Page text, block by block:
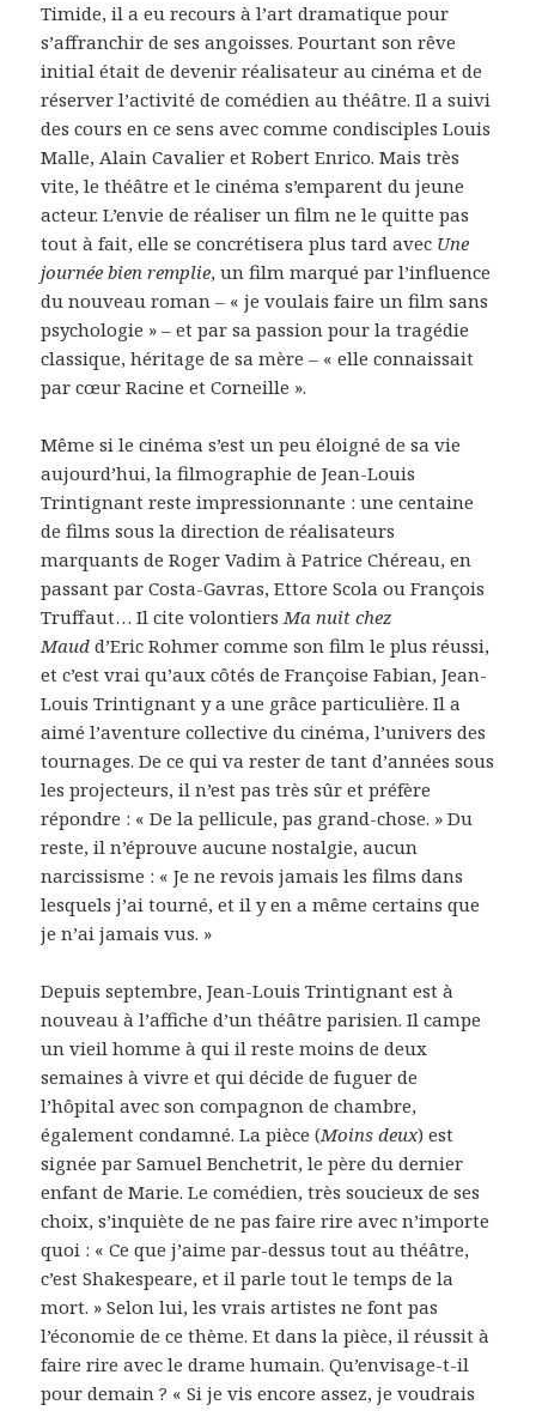
Timide, il a eu recours à l’art dramatique pour
s’affranchir de ses angoisses. Pourtant son rêve
initial était de devenir réalisateur au cinéma et de
réserver l’activité de comédien au théâtre. Il a suivi
des cours en ce sens avec comme condisciples Louis
Malle, Alain Cavalier et Robert Enrico. Mais très
vite, le théâtre et le cinéma s’emparent du jeune
acteur. L’envie de réaliser un film ne le quitte pas
tout à fait, elle se concrétisera plus tard avec Une
journée bien remplie, un film marqué par l’influence
du nouveau roman – « je voulais faire un film sans
psychologie » – et par sa passion pour la tragédie
classique, héritage de sa mère – « elle connaissait
par cœur Racine et Corneille ».
Même si le cinéma s’est un peu éloigné de sa vie
aujourd’hui, la filmographie de Jean-Louis
Trintignant reste impressionnante : une centaine
de films sous la direction de réalisateurs
marquants de Roger Vadim à Patrice Chéreau, en
passant par Costa-Gavras, Ettore Scola ou François
Truffaut… Il cite volontiers Ma nuit chez
Maud d’Eric Rohmer comme son film le plus réussi,
et c’est vrai qu’aux côtés de Françoise Fabian, Jean-
Louis Trintignant y a une grâce particulière. Il a
aimé l’aventure collective du cinéma, l’univers des
tournages. De ce qui va rester de tant d’années sous
les projecteurs, il n’est pas très sûr et préfère
répondre : « De la pellicule, pas grand-chose. » Du
reste, il n’éprouve aucune nostalgie, aucun
narcissisme : « Je ne revois jamais les films dans
lesquels j’ai tourné, et il y en a même certains que
je n’ai jamais vus. »
Depuis septembre, Jean-Louis Trintignant est à
nouveau à l’affiche d’un théâtre parisien. Il campe
un vieil homme à qui il reste moins de deux
semaines à vivre et qui décide de fuguer de
l’hôpital avec son compagnon de chambre,
également condamné. La pièce (Moins deux) est
signée par Samuel Benchetrit, le père du dernier
enfant de Marie. Le comédien, très soucieux de ses
choix, s’inquiète de ne pas faire rire avec n’importe
quoi : « Ce que j’aime par-dessus tout au théâtre,
c’est Shakespeare, et il parle tout le temps de la
mort. » Selon lui, les vrais artistes ne font pas
l’économie de ce thème. Et dans la pièce, il réussit à
faire rire avec le drame humain. Qu’envisage-t-il
pour demain ? « Si je vis encore assez, je voudrais